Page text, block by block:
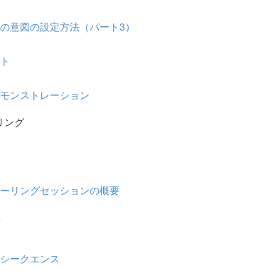
意図の設定方法（パート3）
ンストレーション
ング
リングセッションの概要
ークエンス